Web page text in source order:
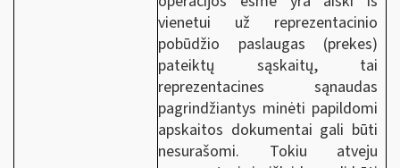
vienetui už reprezentacinio
pobūdžio paslaugas (prekes)
pateiktų sąskaitų, tai
reprezentacines sąnaudas
pagrindžiantys minėti papildomi
apskaitos dokumentai gali būti
nesurašomi. Tokiu atveju